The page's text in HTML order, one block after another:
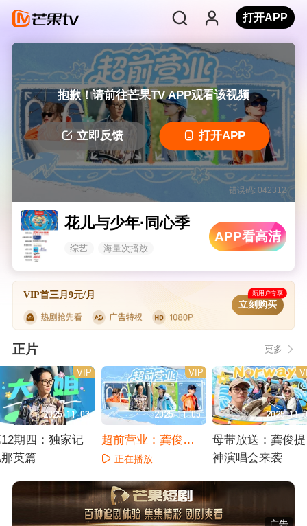
打开APP
抱歉！请前往芒果TV APP观看该视频
立即反馈 打开APP
错误码: 042312
花儿与少年·同心季
综艺 海量次播放
APP看高清
VIP首三月9元/月 新用户专享
立刻购买
正片 更多
2025-11-03
VIP
期四：独家记
英篇
2025-11-05
VIP
超前营业：龚俊打
分那英车技
正在播放
2025-11-
母带放送：龚俊提
神演唱会来袭